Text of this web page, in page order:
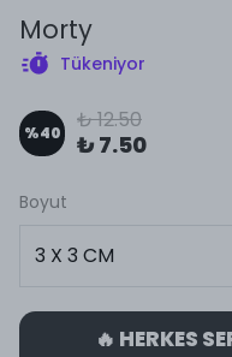
Morty
Tükeniyor
%40 ₺ 12.50
₺ 7.50
Boyut
🔥 HERKES